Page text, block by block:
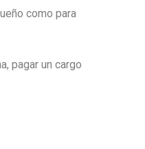
como para
pagar un cargo